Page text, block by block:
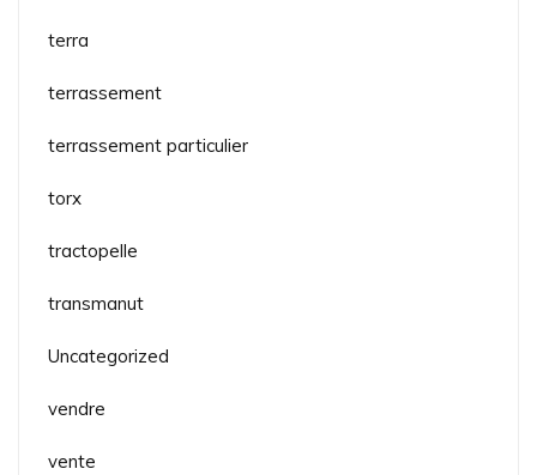
terra
terrassement
terrassement particulier
torx
tractopelle
transmanut
Uncategorized
vendre
vente